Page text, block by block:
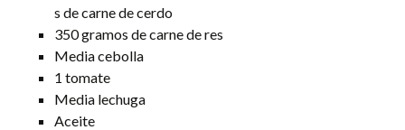
s de carne de cerdo
350 gramos de carne de res
Media cebolla
1 tomate
Media lechuga
Aceite